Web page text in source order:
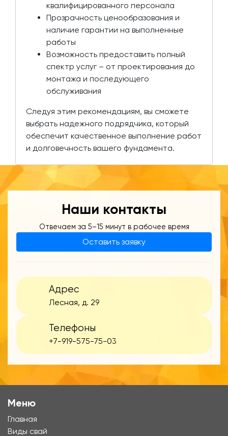
квалифицированного персонала
Прозрачность ценообразования и
наличие гарантии на выполненные
работы
Возможность предоставить полный
спектр услуг – от проектирования до
монтажа и последующего
обслуживания
Следуя этим рекомендациям, вы сможете
выбрать надежного подрядчика, который
обеспечит качественное выполнение работ
и долговечность вашего фундамента.
Наши контакты
Отвечаем за 5–15 минут в рабочее время
Оставить заявку
Адрес
Лесная, д. 29
Телефоны
+7-919-575-75-03
Меню
Главная
Виды свай